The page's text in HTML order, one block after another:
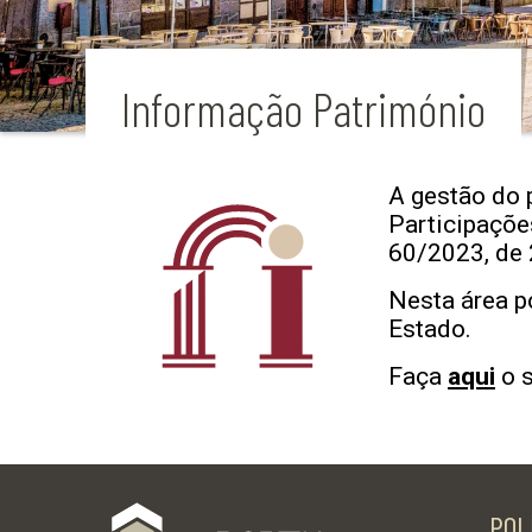
Informação Património
A gestão do
60/2023, de
Nesta área
Estado.
Faça aqui o